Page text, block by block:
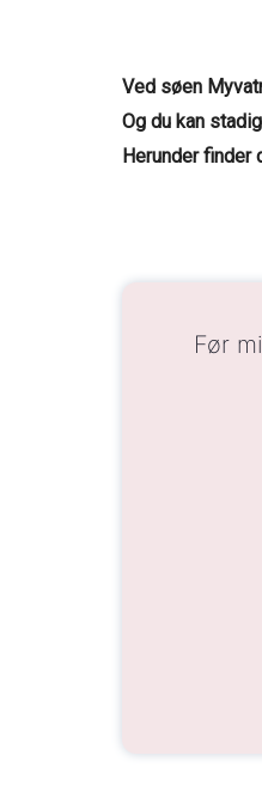
Ved søen
Og du kan
Herunder
Før